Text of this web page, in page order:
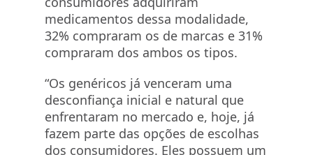
medicamentos dessa modalidade,
32% compraram os de marcas e 31%
compraram dos ambos os tipos.
“Os genéricos já venceram uma
desconfiança inicial e natural que
enfrentaram no mercado e, hoje, já
fazem parte das opções de escolhas
dos consumidores. Eles possuem um